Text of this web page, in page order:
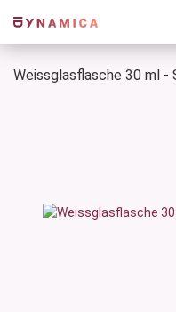
Weissglasflasche 30 ml -